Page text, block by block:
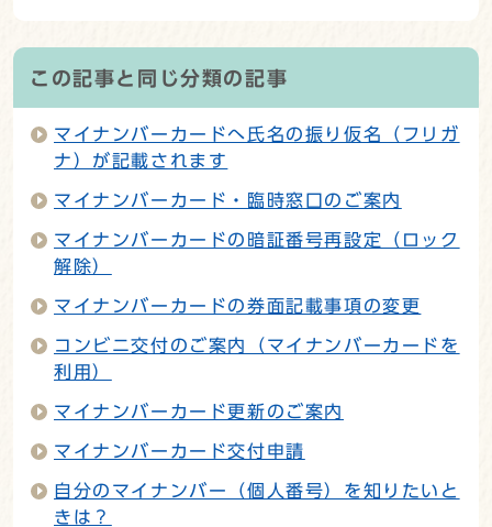
この記事と同じ分類の記事
マイナンバーカードへ氏名の振り仮名（フリガ
ナ）が記載されます
マイナンバーカード・臨時窓口のご案内
マイナンバーカードの暗証番号再設定（ロック
解除）
マイナンバーカードの券面記載事項の変更
コンビニ交付のご案内（マイナンバーカードを
利用）
マイナンバーカード更新のご案内
マイナンバーカード交付申請
自分のマイナンバー（個人番号）を知りたいと
きは？